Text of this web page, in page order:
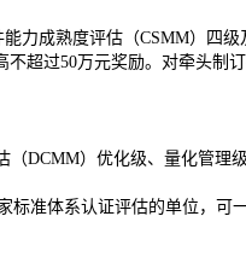
力成熟度评估（CSMM）
超过50万元奖励。对牵头
DCMM）优化级、量化管理
准体系认证评估的单位，可